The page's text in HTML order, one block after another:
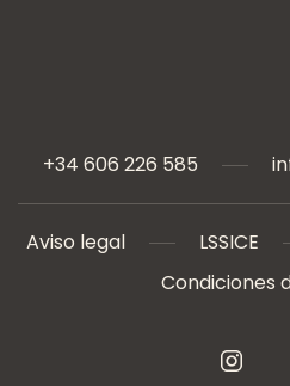
+34 606 226 585
Aviso legal LSSICE
Condiciones